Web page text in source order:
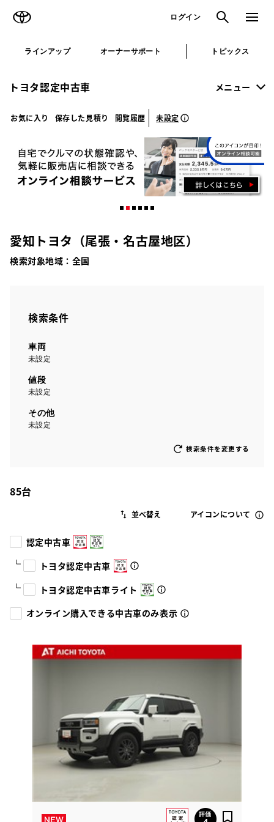
ログイン 検索 メニュ
ラインアップ オーナーサポート トピックス
トヨタ認定中古車 メニュー
お気に入り 保存した見積り 閲覧履歴 未設定
愛知トヨタ（尾張・名古屋地区）
検索対象地域： 全国
検索条件
車両
未設定
値段
未設定
その他
未設定
検索条件を変更する
85台
アイコンについて
認定中古車
トヨタ認定中古車
トヨタ認定中古車ライト
オンライン購入できる中古車のみ表示